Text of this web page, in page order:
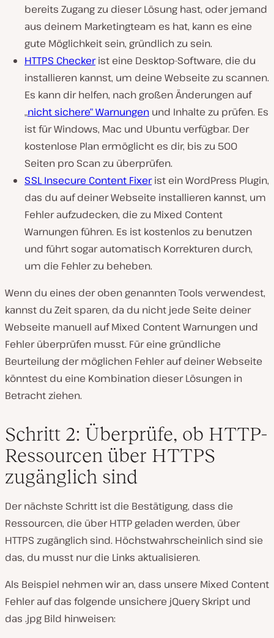
bereits Zugang zu dieser Lösung hast, oder jemand
aus deinem Marketingteam es hat, kann es eine
gute Möglichkeit sein, gründlich zu sein.
HTTPS Checkerist eine Desktop-Software, die du
installieren kannst, um deine Webseite zu scannen.
Es kann dir helfen, nach großen Änderungen auf
„nicht sichere“ Warnungen und Inhalte zu prüfen. Es
ist für Windows, Mac und Ubuntu verfügbar. Der
kostenlose Plan ermöglicht es dir, bis zu 500
Seiten pro Scan zu überprüfen.
SSL Insecure Content Fixerist ein WordPress Plugin,
das du auf deiner Webseite installieren kannst, um
Fehler aufzudecken, die zu Mixed Content
Warnungen führen. Es ist kostenlos zu benutzen
und führt sogar automatisch Korrekturen durch,
um die Fehler zu beheben.
Wenn du eines der oben genannten Tools verwendest,
kannst du Zeit sparen, da du nicht jede Seite deiner
Webseite manuell auf Mixed Content Warnungen und
Fehler überprüfen musst. Für eine gründliche
Beurteilung der möglichen Fehler auf deiner Webseite
könntest du eine Kombination dieser Lösungen in
Betracht ziehen.
Schritt 2: Überprüfe, ob HTTP-
Ressourcen über HTTPS
zugänglich sind
Der nächste Schritt ist die Bestätigung, dass die
Ressourcen, die über HTTP geladen werden, über
HTTPS zugänglich sind. Höchstwahrscheinlich sind sie
das, du musst nur die Links aktualisieren.
Als Beispiel nehmen wir an, dass unsere Mixed Content
Fehler auf das folgende unsichere jQuery Skript und
das .jpg Bild hinweisen: